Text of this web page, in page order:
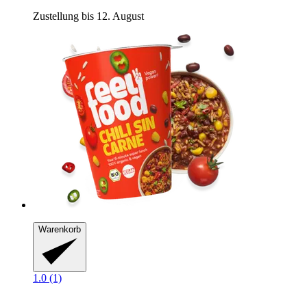
Zustellung bis 12. August
Warenkorb
1.0 (1)